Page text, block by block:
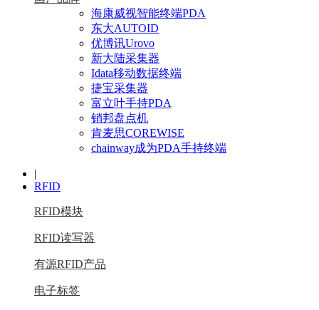
海康威视智能终端PDA
东大AUTOID
优博讯Urovo
新大陆采集器
Idata移动数据终端
捷宝采集器
富立叶手持PDA
销邦盘点机
肯麦思COREWISE
chainway成为PDA手持终端
|
RFID
RFID模块
RFID读写器
有源RFID产品
电子标签